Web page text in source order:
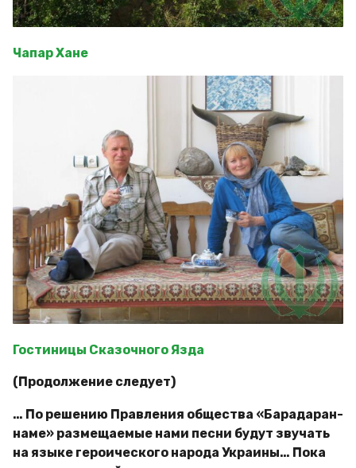
Чапар Хане
Гостиницы Сказочного Язда
(Продолжение следует)
… По решению Правления общества «Барадаран-
наме» размещаемые нами песни будут звучать
на языке героического народа Украины… Пока